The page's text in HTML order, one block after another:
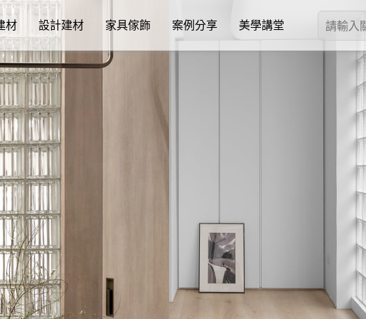
材 設計建材 家具傢飾 案例分享 美學講堂